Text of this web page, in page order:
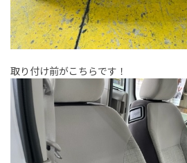
取り付け前がこちらです！